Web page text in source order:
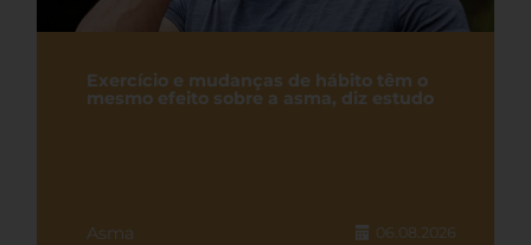
Exercício e mudanças de hábito têm o
mesmo efeito sobre a asma, diz estudo
Asma 06.08.2026